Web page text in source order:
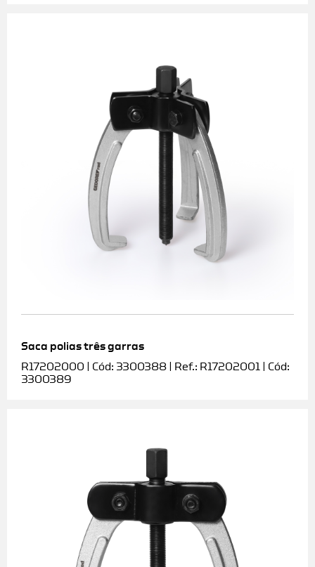
Saca polias três garras
R17202000 | Cód: 3300388 | Ref.: R17202001 | Cód:
3300389